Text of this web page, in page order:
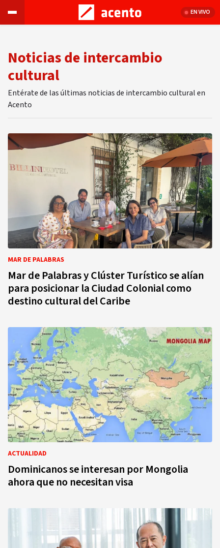
EN VIVO
Noticias de intercambio
cultural
Entérate de las últimas noticias de intercambio cultural en
Acento
MAR DE PALABRAS
Mar de Palabras y Clúster Turístico se alían
para posicionar la Ciudad Colonial como
destino cultural del Caribe
ACTUALIDAD
Dominicanos se interesan por Mongolia
ahora que no necesitan visa